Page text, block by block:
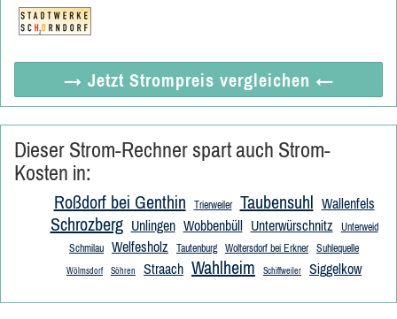
→ Jetzt Strompreis vergleichen ←
Dieser Strom-Rechner spart auch Strom-
Kosten in:
Roßdorf bei Genthin Trierweiler Taubensuhl Wallenfels
Schrozberg Unlingen Wobbenbüll Unterwürschnitz
Unterweid
Schmilau
Welfesholz Tautenburg Woltersdorf bei Erkner Suhlequelle
Wölmsdorf Söhren Straach Wahlheim Schiffweiler Siggelkow